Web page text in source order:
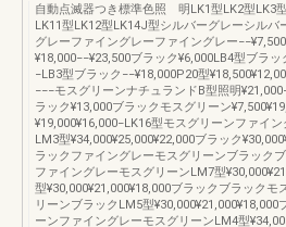
自動点滅器つき標準色照 明LK1型LK2型LK3
LK11型LK12型LK14J型シルバーグレーシルバ
グレーファイングレーファイングレー
¥18,000−−¥23,500ブラック¥6,000LB4型ブラッ
−LB3型ブラック−−¥18,000P20型
−−−モスグリーンナチュランドB型照明
ラック¥13,000ブラックモスグリーン
¥19,000¥16,000−LK16型モスグリーンファイ
LM3型¥34,000¥25,000¥22,000ブラック
ラックファイングレーモスグリーンブラック
ファイングレーモスグリーンLM7型
型¥30,000¥21,000¥18,000ブラックブラックモ
リーンブラックLM5型¥30,000¥21,000¥18,000
ーンファイングレーモスグリーンLM4型